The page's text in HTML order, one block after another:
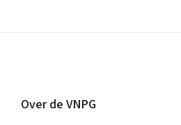
Over de VNPG